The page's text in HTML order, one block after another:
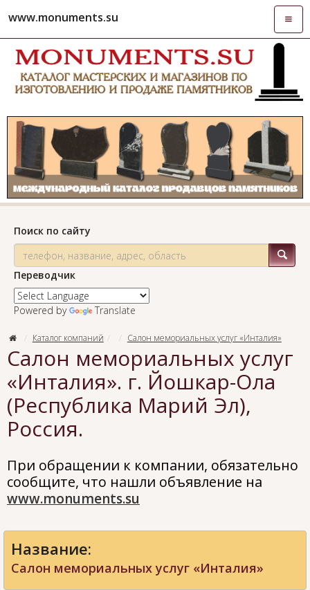
www.monuments.su
Поиск по сайту
Переводчик
Powered by Translate
Каталог компаний Салон мемориальных услуг «Инталия»
Салон мемориальных услуг
«Инталия». г. Йошкар-Ола
(Республика Марий Эл),
Россия.
При обращении к компании, обязательно
сообщите, что нашли объявление на
www.monuments.su
Название:
Салон мемориальных услуг «Инталия»